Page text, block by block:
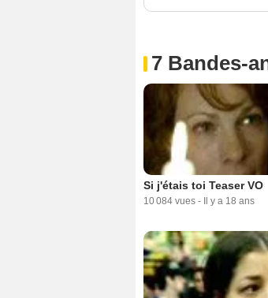
7 Bandes-
Si j'étais toi Teaser VO
10 084 vues - Il y a 18 ans